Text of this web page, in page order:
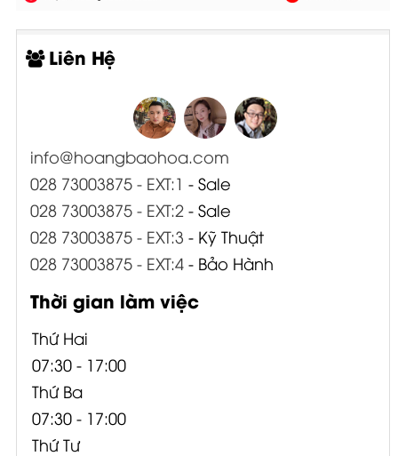
Liên Hệ
info@hoangbaohoa.com
028 73003875 - EXT:1 - Sale
028 73003875 - EXT:2- Sale
028 73003875 - EXT:3 - Kỹ Thuật
028 73003875 - EXT:4- Bảo Hành
Thời gian làm việc
Thứ Hai
07:30 - 17:00
Thứ Ba
07:30 - 17:00
Thứ Tư